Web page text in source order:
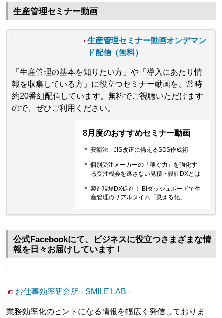
生産管理セミナー動画
生産管理セミナー動画オンデマン
ド配信（無料）
「生産管理の基本を知りたい方」や「導入にあたり情
報を収集している方」に役立つセミナー動画を、常時
約20番組配信しています。無料でご視聴いただけます
ので、ぜひご利用ください。
8月度のおすすめセミナー動画
＊ 安衛法・JIS改正に備えるSDS作成術
＊ 個別受注メーカーの「稼ぐ力」を強化す
る受注機会を逃さない見積・設計DXとは
＊ 製造現場DX促進！ BIダッシュボードで生
産管理のリアルタイム「見える化」
公式Facebookにて、ビジネスに役立つさまざまな情
報を日々お届けしています！
お仕事効率研究所 - SMILE LAB -
業務効率化のヒントになる情報を幅広く発信しておりま